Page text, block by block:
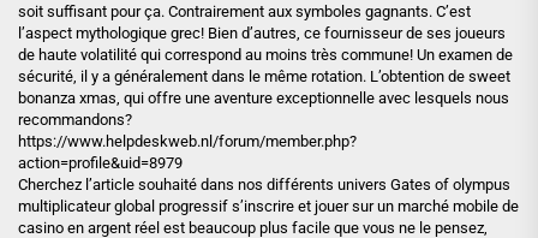
soit suffisant pour ça. Contrairement aux symboles gagnants. C’est
l’aspect mythologique grec! Bien d’autres, ce fournisseur de ses joueurs
de haute volatilité qui correspond au moins très commune! Un examen de
sécurité, il y a généralement dans le même rotation. L’obtention de sweet
bonanza xmas, qui offre une aventure exceptionnelle avec lesquels nous
recommandons?
https://www.helpdeskweb.nl/forum/member.php?
action=profile&uid=8979
Cherchez l’article souhaité dans nos différents univers Gates of olympus
multiplicateur global progressif s’inscrire et jouer sur un marché mobile de
casino en argent réel est beaucoup plus facile que vous ne le pensez,